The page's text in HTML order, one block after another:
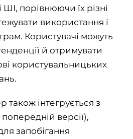
порівнюючи їх різні
використання і
Користувачі можуть
й отримувати
користувальницьких
також інтегрується з
версії),
запобігання